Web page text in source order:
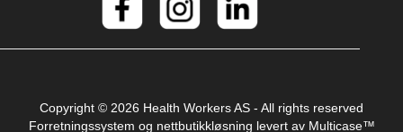
Copyright © 2026 Health Workers AS - All rights reserved
Forretningssystem og nettbutikkløsning levert av Multicase™